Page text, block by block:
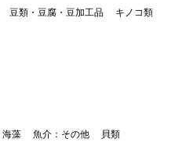
豆類・豆腐・豆加工品
キノコ類
海藻 魚介：その他 貝類